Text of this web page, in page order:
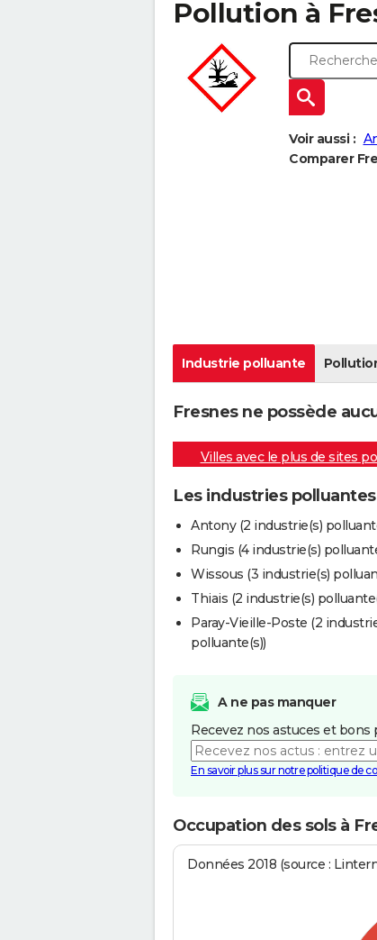
Pollution à
Voir aussi :
Comparer
Industrie polluante
Fresnes ne possède
Villes avec le plus de sites
Les industries
Antony (2 industrie(s)
Rungis (4 industrie(s)
Wissous (3 industrie(s)
Thiais (2 industrie(s)
Paray-Vieille-Poste (2
polluante(s))
A ne pas manquer
Recevez nos astuces et
En savoir plus sur notre politique de
Occupation des sols à
Données 2018 (source :